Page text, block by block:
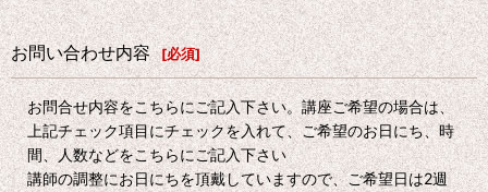
お問い合わせ内容 [必須]
お問合せ内容をこちらにご記入下さい。講座ご希望の場合は、
上記チェック項目にチェックを入れて、ご希望のお日にち、時
間、人数などをこちらにご記入下さい
講師の調整にお日にちを頂戴していますので、ご希望日は2週